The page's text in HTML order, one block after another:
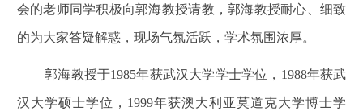
会的老师同学积极向郭海教授请教，郭海教授耐心、细致
的为大家答疑解惑，现场气氛活跃，学术氛围浓厚。
郭海教授于1985年获武汉大学学士学位， 1988年获武
汉大学硕士学位， 1999年获澳大利亚莫道克大学博士学